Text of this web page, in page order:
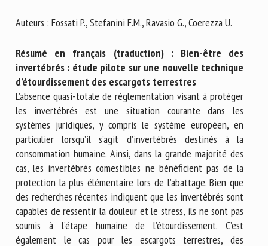
Auteurs : Fossati P., Stefanini F.M., Ravasio G., Coerezza U.
Résumé en français (traduction) : Bien-être des
invertébrés : étude pilote sur une nouvelle technique
d’étourdissement des escargots terrestres
L’absence quasi-totale de réglementation visant à protéger
les invertébrés est une situation courante dans les
systèmes juridiques, y compris le système européen, en
particulier lorsqu’il s’agit d’invertébrés destinés à la
consommation humaine. Ainsi, dans la grande majorité des
cas, les invertébrés comestibles ne bénéficient pas de la
protection la plus élémentaire lors de l’abattage. Bien que
des recherches récentes indiquent que les invertébrés sont
capables de ressentir la douleur et le stress, ils ne sont pas
soumis à l’étape humaine de l’étourdissement. C’est
également le cas pour les escargots terrestres, des
Prénom *
Organisme *
E-mail *
En soumettant ce formulaire, j'accepte que les
informations saisies soient utilisées dans le cadre de la
relation avec le CNR BEA. *